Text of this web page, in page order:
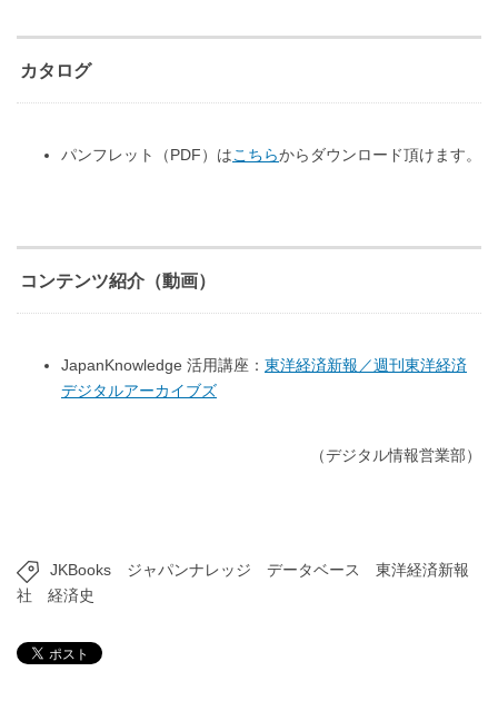
カタログ
パンフレット（PDF）はこちらからダウンロード頂けます。
コンテンツ紹介（動画）
JapanKnowledge 活用講座： 東洋経済新報／週刊東洋経済
デジタルアーカイブズ
（デジタル情報営業部）
JKBooks ジャパンナレッジ データベース
東洋経済新報
社
経済史